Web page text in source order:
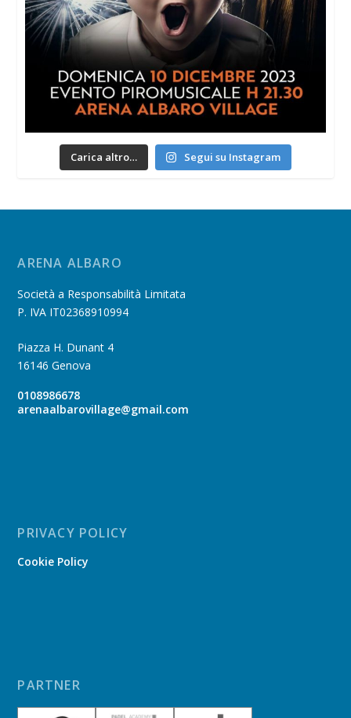
Carica altro… Segui su Instagram
ARENA ALBARO
Società a Responsabilità Limitata
P. IVA IT02368910994
Piazza H. Dunant 4
16146 Genova
0108986678
arenaalbarovillage@gmail.com
PRIVACY POLICY
Cookie Policy
PARTNER